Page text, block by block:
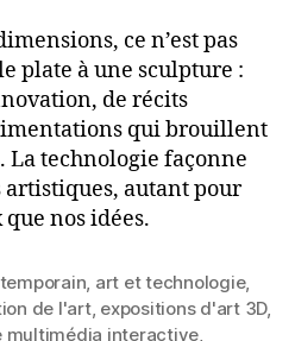
ce n’est pas
plate à une sculpture :
de récits
qui brouillent
La technologie façonne
artistiques, autant pour
nos idées.
, art et technologie,
de l'art, expositions d'art 3D,
interactive,